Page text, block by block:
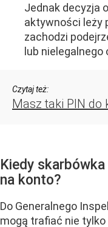
Jednak decyzja
aktywności leży
zachodzi
lub nielegalnego
Czytaj też:
Masz taki PIN do
Kiedy
na konto?
Do Generalnego
mogą trafiać nie